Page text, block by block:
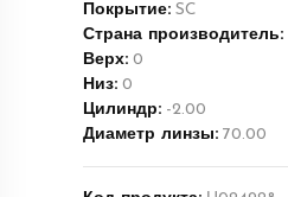
Покрытие: SC
Страна производитель:
Верх: 0
Низ: 0
Цилиндр: -2.00
Диаметр линзы: 70.00